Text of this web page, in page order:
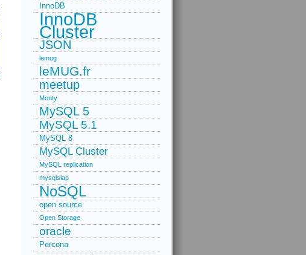
InnoDB
InnoDB
Cluster
JSON
lemug
leMUG.fr
meetup
Monty
MySQL 5
MySQL 5.1
MySQL 8
MySQL Cluster
MySQL replication
mysqlslap
NoSQL
open source
Open Storage
oracle
Percona